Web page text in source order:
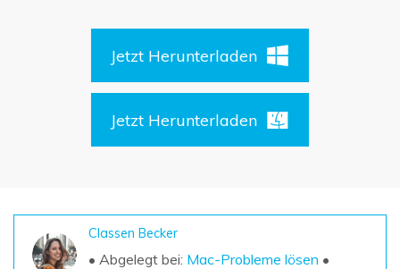
wiederherstellen
Kostenlos Testen
Datenverlust-Szenarien
ALLE FUNKTIONEN ENTDECKEN
Aktuelles Thema
search
Jetzt Herunterladen
Jetzt Herunterladen
Classen Becker
• Abgelegt bei: Mac-Probleme lösen •